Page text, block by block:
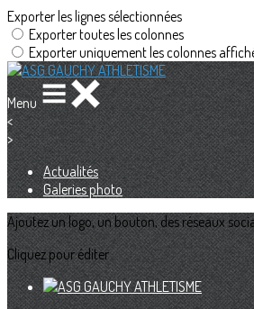
Exporter les lignes sélectionnées
Exporter toutes les colonnes
Exporter uniquement les colonnes
Menu
<
>
Actualités
Galeries photo
Ajoutez un logo, un bouton, des réseaux
Cliquez pour éditer